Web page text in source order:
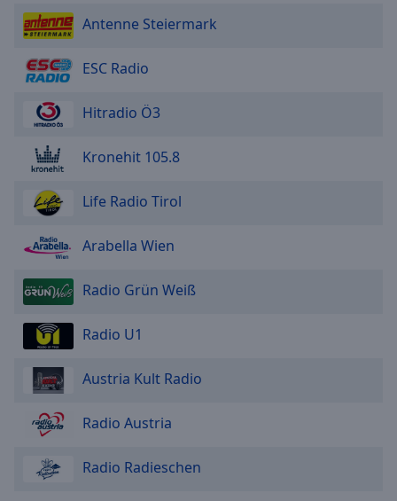
Antenne Steiermark
ESC Radio
Hitradio Ö3
Kronehit 105.8
Life Radio Tirol
Arabella Wien
Radio Grün Weiß
Radio U1
Austria Kult Radio
Radio Austria
Radio Radieschen